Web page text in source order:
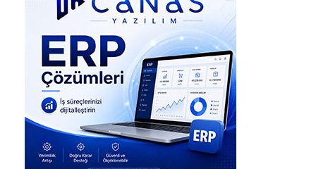
“YILLARCA ÖNLEM ALMAK
ZORUNDAYIZ”
“Daha yıllarca virüsle yaşamak ve mesafeyi
korumak, elleri yıkamak, maske takmak gibi
önlemleri almak zorundayız” diyen
Montgomery, Almanya’da günlük yeni vaka
sayısının 20 bine yükselmesi halinde ekonomik
ve toplumsal hayatın kısıtlanmasının gündeme